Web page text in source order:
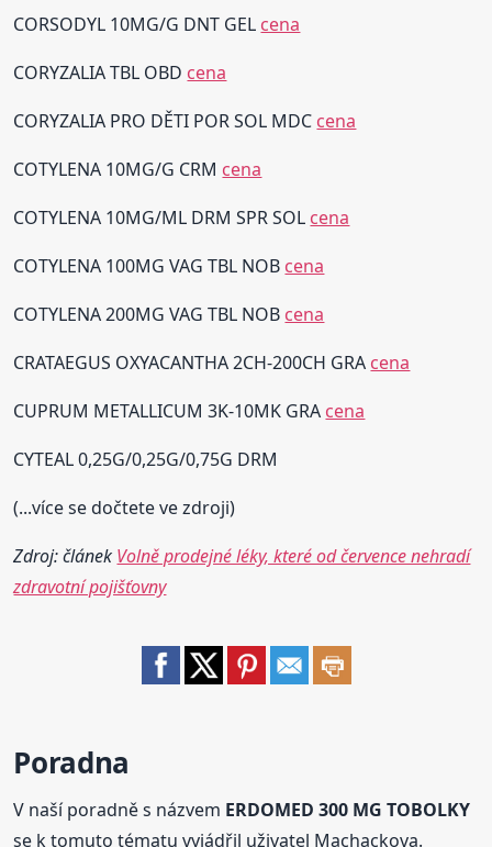
CORSODYL 10MG/G DNT GEL cena
CORYZALIA TBL OBD cena
CORYZALIA PRO DĚTI POR SOL MDC cena
COTYLENA 10MG/G CRM cena
COTYLENA 10MG/ML DRM SPR SOL cena
COTYLENA 100MG VAG TBL NOB cena
COTYLENA 200MG VAG TBL NOB cena
CRATAEGUS OXYACANTHA 2CH-200CH GRA cena
CUPRUM METALLICUM 3K-10MK GRA cena
CYTEAL 0,25G/0,25G/0,75G DRM
(...více se dočtete ve zdroji)
Zdroj: článek Volně prodejné léky, které od července nehradí
zdravotní pojišťovny
Poradna
V naší poradně s názvem ERDOMED 300 MG TOBOLKY
se k tomuto tématu vyjádřil uživatel Machackova.